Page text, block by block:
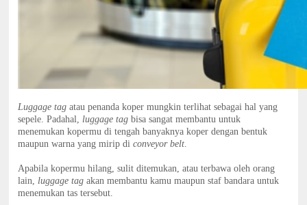
Luggage tagatau penanda koper mungkin terlihat sebagai hal yang
sepele. Padahal, luggage tagbisa sangat membantu untuk
menemukan kopermu di tengah banyaknya koper dengan bentuk
maupun warna yang mirip diconveyor belt
Apabila kopermu hilang, sulit ditemukan, atau terbawa oleh orang
lain, luggage tagakan membantu kamu maupun staf bandara untuk
menemukan tas tersebut.